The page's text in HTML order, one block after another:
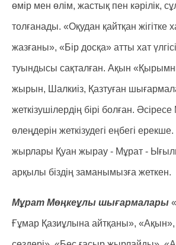
өмір мен өлім, жастық пен кәрілік,
толғанады. «Оқудан қайтқан жігітке
жазғаны», «Бір досқа» атты хат
туындысы сақталған. Ақын
жырын, Шалкиіз, Қазтуған
жеткізушілердің бірі болған.
өлеңдерін жеткізудегі еңбегі
жырлары Қуан жырау - Мұрат -
арқылы біздің заманымызға жеткен.
Мұрат Мөңкеұлы шығармалары
Ғұмар Қазиұлына айтқаны»,